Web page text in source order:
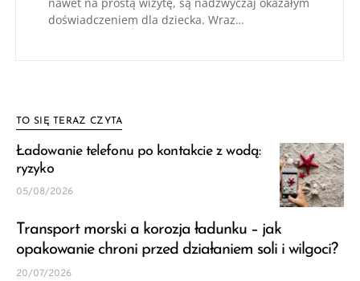
doświadczeniem dla dziecka. Wraz…
TO SIĘ TERAZ CZYTA
Ładowanie telefonu po kontakcie z wodą:
ryzyko
05/08/2026
Transport morski a korozja ładunku – jak
opakowanie chroni przed działaniem soli i wilgoci?
20/07/2026